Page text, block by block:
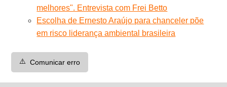
melhores". Entrevista com Frei Betto
Escolha de Ernesto Araújo para chanceler põe
em risco liderança ambiental brasileira
⚠️ Comunicar erro